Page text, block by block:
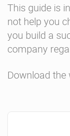
This guide is
not help you
you build a
company
Download the